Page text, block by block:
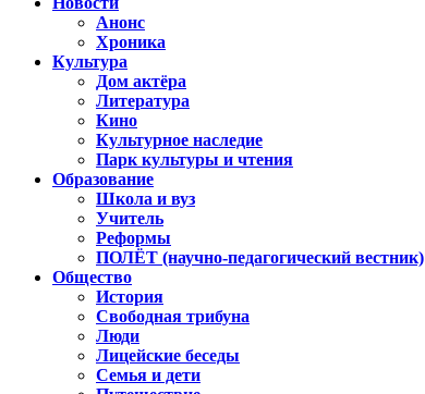
Анонс
Хроника
Культура
Дом актёра
Литература
Кино
Культурное наследие
Парк культуры и чтения
Образование
Школа и вуз
Учитель
Реформы
ПОЛЁТ (научно-педагогический вестник)
Общество
История
Свободная трибуна
Люди
Лицейские беседы
Семья и дети